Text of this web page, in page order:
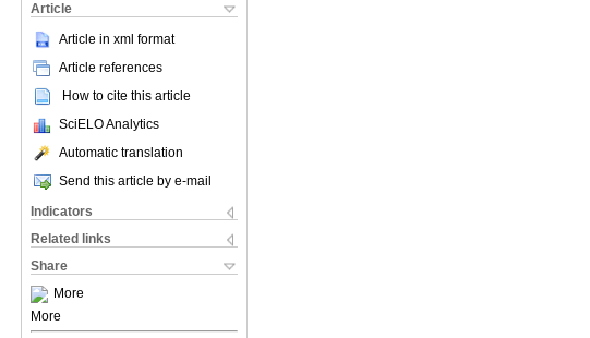
Article
Article in xml format
Article references
How to cite this article
SciELO Analytics
Automatic translation
Send this article by e-mail
Indicators
Related links
Share
More
More